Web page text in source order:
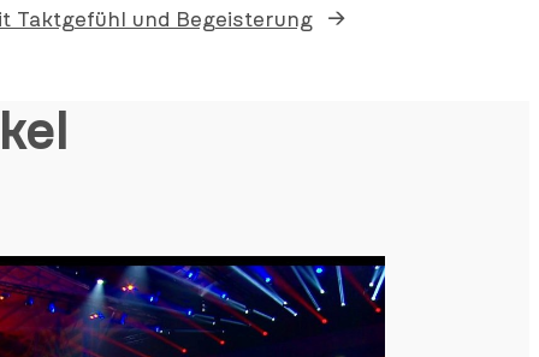
Taktgefühl und Begeisterung →